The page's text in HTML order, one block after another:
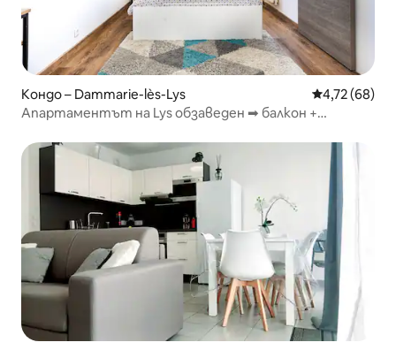
Кондо – Dammarie-lès-Lys Средна
4,72 (68)
Апартаментът на Lys обзаведен ➡ балкон +